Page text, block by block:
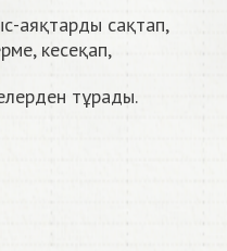
аяқтарды сақтап,
кесеқап,
тұрады.